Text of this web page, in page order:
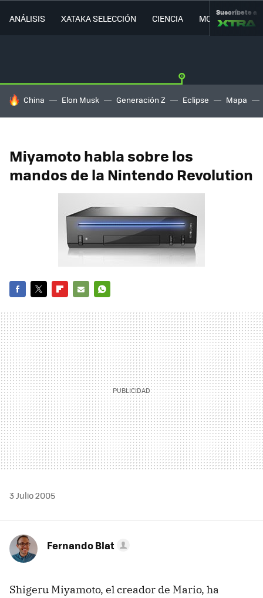
ANÁLISIS XATAKA SELECCIÓN CIENCIA MOVILIDAD
Suscríbete a
HOY SE HABLA DE
China Elon Musk Generación Z Eclipse Mapa
Miyamoto habla sobre los
mandos de la Nintendo Revolution
MAIL
3 Julio 2005
Fernando Blat
Shigeru Miyamoto, el creador de Mario, ha